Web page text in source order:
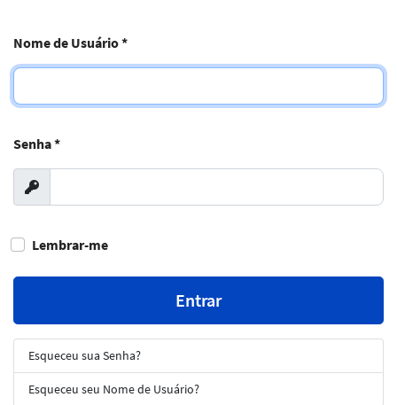
Nome de Usuário*
Senha*
Exibir
Lembrar-me
Entrar
Esqueceu sua Senha?
Esqueceu seu Nome de Usuário?